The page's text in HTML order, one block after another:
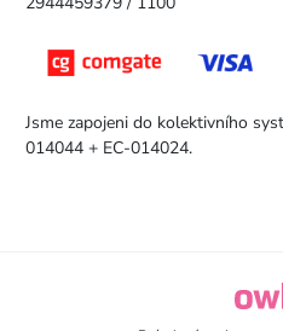
Jsme zapojeni do kolektivního
014044 + EC-014024.